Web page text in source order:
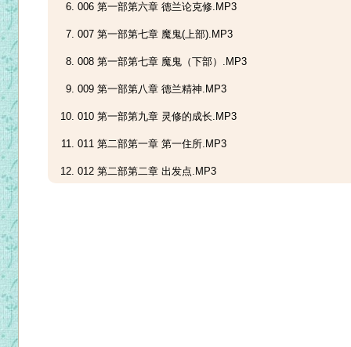
006 第一部第六章 德兰论克修.MP3
007 第一部第七章 魔鬼(上部).MP3
008 第一部第七章 魔鬼（下部）.MP3
009 第一部第八章 德兰精神.MP3
010 第一部第九章 灵修的成长.MP3
011 第二部第一章 第一住所.MP3
012 第二部第二章 出发点.MP3